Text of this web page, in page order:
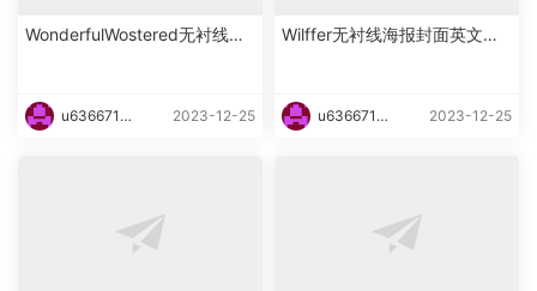
WonderfulWostered无衬线海
u6366719
2023-12-25
Wilffer无衬线海报封面英文字
u6366719
2023-12-25